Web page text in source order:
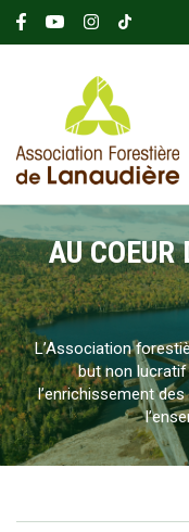
AU
L’Association
but non lucratif
l’enrichissement